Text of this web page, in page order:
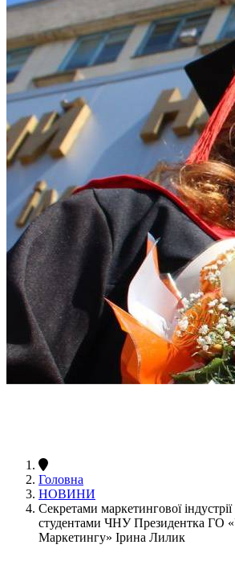
Головна
НОВИНИ
Секретами маркетингової індустрії
студентами ЧНУ Президентка ГО
Маркетингу» Ірина Лилик